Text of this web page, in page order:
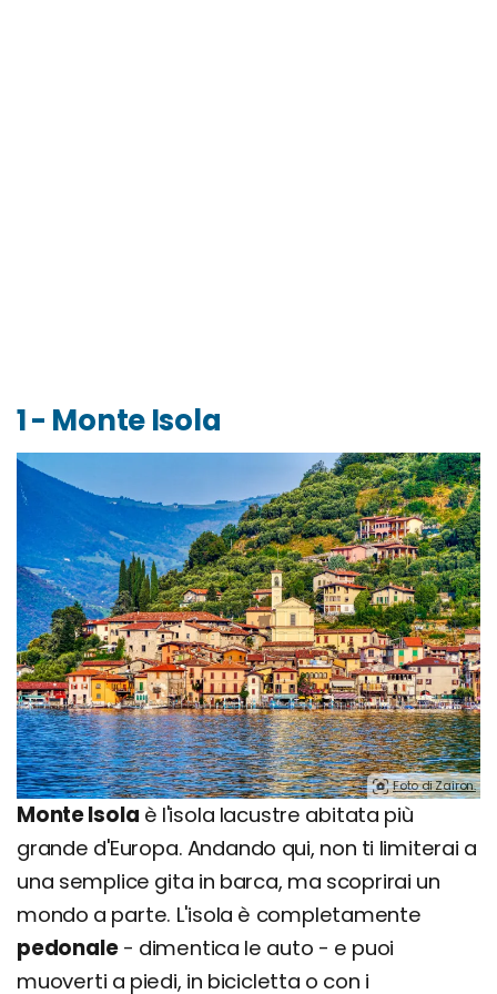
1 - Monte Isola
Foto di Zairon.
Monte Isola è l'isola lacustre abitata più
grande d'Europa. Andando qui, non ti limiterai a
una semplice gita in barca, ma scoprirai un
mondo a parte. L'isola è completamente
pedonale- dimentica le auto - e puoi
muoverti a piedi, in bicicletta o con i